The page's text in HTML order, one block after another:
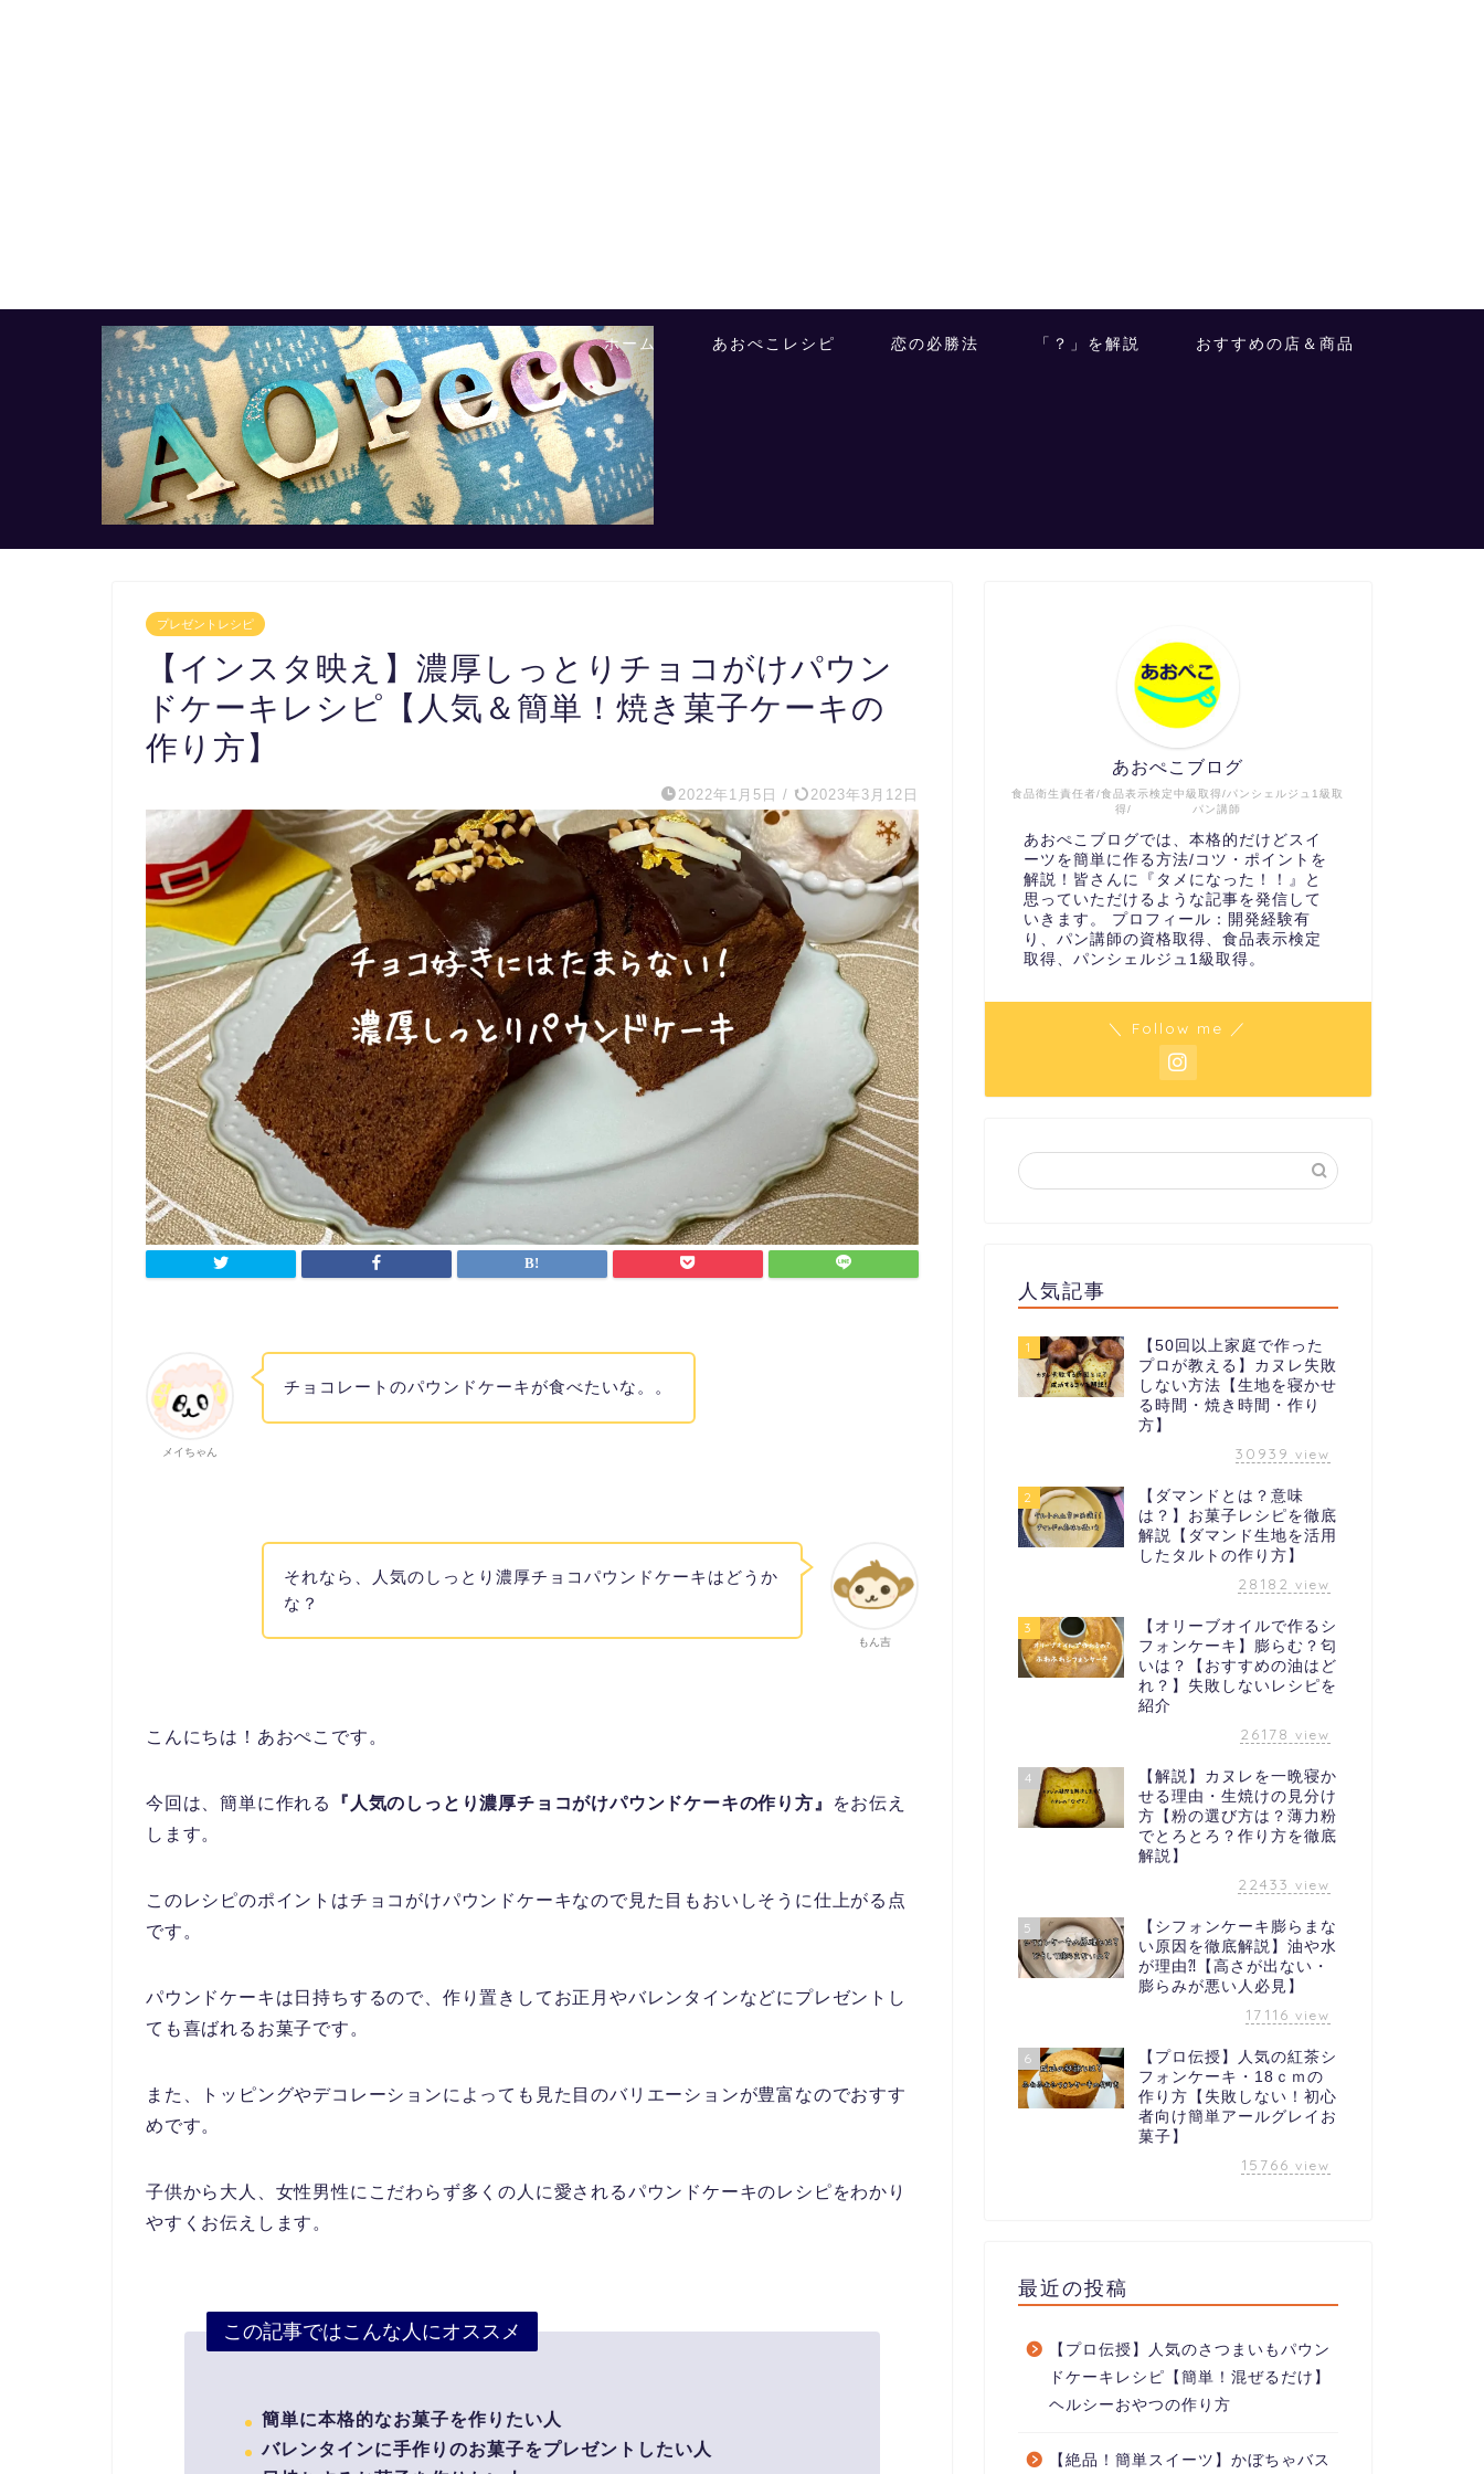
ホーム あおぺこレシピ 恋の必勝法 「？」を解説 おすすめの店＆商品
プレゼントレシピ
【インスタ映え】濃厚しっとりチョコがけパウン
ドケーキレシピ【人気＆簡単！焼き菓子ケーキの
作り方】
2022年1月5日 / 2023年3月12日
メイちゃん
チョコレートのパウンドケーキが食べたいな。。
もん吉
それなら、人気のしっとり濃厚チョコパウンドケーキはどうか
な？
こんにちは！あおぺこです。
今回は、簡単に作れる 『人気のしっとり濃厚チョコがけパウンドケーキの作り方』
をお伝え
します。
このレシピのポイントはチョコがけパウンドケーキなので見た目もおいしそうに仕上がる点
です。
パウンドケーキは日持ちするので、作り置きしてお正月やバレンタインなどにプレゼントし
ても喜ばれるお菓子です。
また、トッピングやデコレーションによっても見た目のバリエーションが豊富なのでおすす
めです。
子供から大人、女性男性にこだわらず多くの人に愛されるパウンドケーキのレシピをわかり
やすくお伝えします。
この記事ではこんな人にオススメ
簡単に本格的なお菓子を作りたい人
バレンタインに手作りのお菓子をプレゼントしたい人
食品衛生責任者/食品表示検定中級取得/パンシェルジュ1級取
得/ パン講師
あおぺこブログ
あおぺこブログでは、本格的だけどスイ
ーツを簡単に作る方法/コツ・ポイントを
解説！皆さんに『タメになった！！』と
思っていただけるような記事を発信して
いきます。 プロフィール：開発経験有
り、パン講師の資格取得、食品表示検定
取得、パンシェルジュ1級取得。
＼ Follow me ／
人気記事
1
【50回以上家庭で作った
プロが教える】カヌレ失敗
しない方法【生地を寝かせ
る時間・焼き時間・作り
方】
30939 view
2
【ダマンドとは？意味
は？】お菓子レシピを徹底
解説【ダマンド生地を活用
したタルトの作り方】
28182 view
3
【オリーブオイルで作るシ
フォンケーキ】膨らむ？匂
いは？【おすすめの油はど
れ？】失敗しないレシピを
紹介
26178 view
4
【解説】カヌレを一晩寝か
せる理由・生焼けの見分け
方【粉の選び方は？薄力粉
でとろとろ？作り方を徹底
解説】
22433 view
5
【シフォンケーキ膨らまな
い原因を徹底解説】油や水
が理由⁈【高さが出ない・
膨らみが悪い人必見】
17116 view
6
【プロ伝授】人気の紅茶シ
フォンケーキ・18ｃｍの
作り方【失敗しない！初心
者向け簡単アールグレイお
菓子】
15766 view
最近の投稿
【プロ伝授】人気のさつまいもパウン
ドケーキレシピ【簡単！混ぜるだけ】
ヘルシーおやつの作り方
【絶品！簡単スイーツ】かぼちゃバス